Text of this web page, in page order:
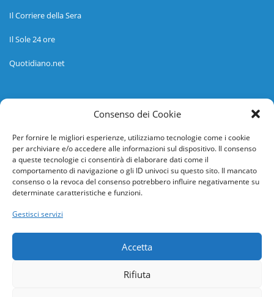
Consenso dei Cookie
Per fornire le migliori esperienze, utilizziamo tecnologie come i cookie
per archiviare e/o accedere alle informazioni sul dispositivo. Il consenso
a queste tecnologie ci consentirà di elaborare dati come il
comportamento di navigazione o gli ID univoci su questo sito. Il mancato
consenso o la revoca del consenso potrebbero influire negativamente su
determinate caratteristiche e funzioni.
Gestisci servizi
Accetta
Rifiuta
Il Corriere della Sera
Il Sole 24 ore
Quotidiano.net
Informazioni
Help desk
Guida rapida